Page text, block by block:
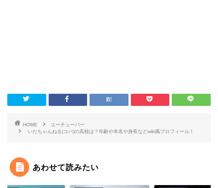
HOME
ユーチューバー
いだちゃんねる(コバ)の高校は？年齢や本名や身長などwiki風プロフィール！
あわせて読みたい